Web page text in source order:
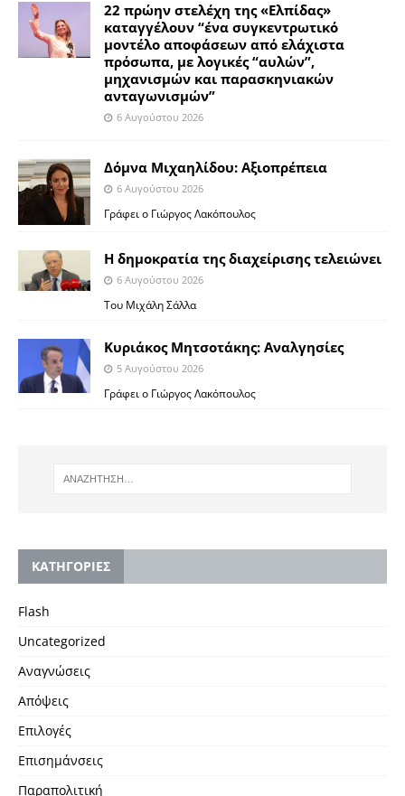
22 πρώην στελέχη της «Ελπίδας»
καταγγέλουν “ένα συγκεντρωτικό
μοντέλο αποφάσεων από ελάχιστα
πρόσωπα, με λογικές “αυλών”,
μηχανισμών και παρασκηνιακών
ανταγωνισμών”
6 Αυγούστου 2026
Δόμνα Μιχαηλίδου: Αξιοπρέπεια
6 Αυγούστου 2026
Γράφει ο Γιώργος Λακόπουλος
Η δημοκρατία της διαχείρισης τελειώνει
6 Αυγούστου 2026
Του Μιχάλη Σάλλα
Κυριάκος Μητσοτάκης: Αναλγησίες
5 Αυγούστου 2026
Γράφει ο Γιώργος Λακόπουλος
KΑΤΗΓΟΡΙΕΣ
Flash
Uncategorized
Αναγνώσεις
Απόψεις
Επιλογές
Επισημάνσεις
Παραπολιτική